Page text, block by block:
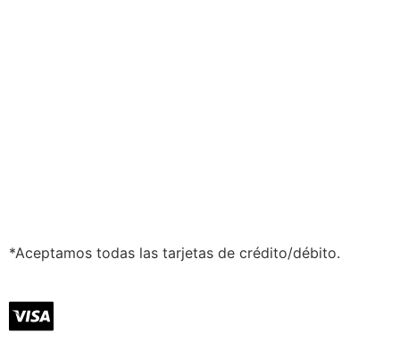
*Aceptamos todas las tarjetas de crédito/débito.